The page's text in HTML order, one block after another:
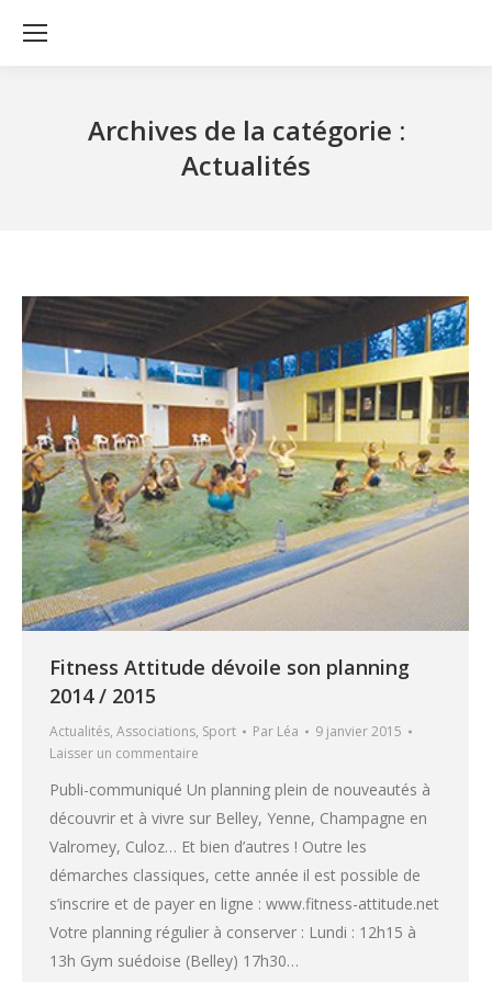
Archives de la catégorie :
Actualités
Fitness Attitude dévoile son planning
2014 / 2015
Actualités, Associations, Sport Par Léa
9 janvier 2015
Laisser un commentaire
Publi-communiqué Un planning plein de nouveautés à
découvrir et à vivre sur Belley, Yenne, Champagne en
Valromey, Culoz… Et bien d’autres ! Outre les
démarches classiques, cette année il est possible de
s’inscrire et de payer en ligne : www.fitness-attitude.net
Votre planning régulier à conserver : Lundi : 12h15 à
13h Gym suédoise (Belley) 17h30…